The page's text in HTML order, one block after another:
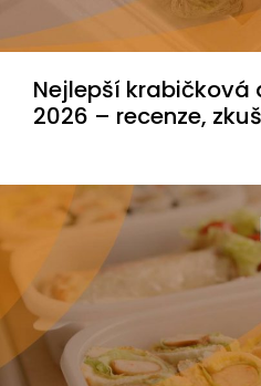
Nejlepší krabičková
2026 – recenze,